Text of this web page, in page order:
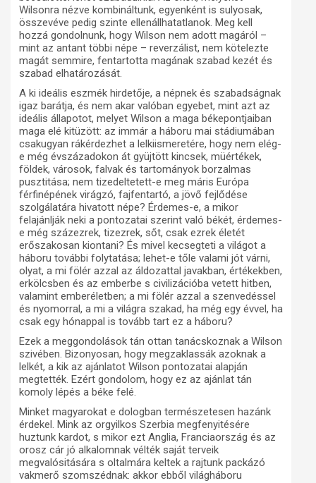
Wilsonra nézve kombináltunk, egyenként is sulyosak,
összevéve pedig szinte ellenállhatatlanok. Meg kell
hozzá gondolnunk, hogy Wilson nem adott magáról –
mint az antant többi népe – reverzálist, nem kötelezte
magát semmire, fentartotta magának szabad kezét és
szabad elhatározását.
A ki ideális eszmék hirdetője, a népnek és szabadságnak
igaz barátja, és nem akar valóban egyebet, mint azt az
ideális állapotot, melyet Wilson a maga békepontjaiban
maga elé kitüzött: az immár a háboru mai stádiumában
csakugyan rákérdezhet a lelkiismeretére, hogy nem elég-
e még évszázadokon át gyüjtött kincsek, müértékek,
földek, városok, falvak és tartományok borzalmas
pusztitása; nem tizedeltetett-e meg máris Európa
férfinépének virágzó, fajfentartó, a jövő fejlődése
szolgálatára hivatott népe? Érdemes-e, a mikor
felajánlják neki a pontozatai szerint való békét, érdemes-
e még százezrek, tizezrek, sőt, csak ezrek életét
erőszakosan kiontani? És mivel kecsegteti a világot a
háboru további folytatása; lehet-e tőle valami jót várni,
olyat, a mi fölér azzal az áldozattal javakban, értékekben,
erkölcsben és az emberbe s civilizációba vetett hitben,
valamint emberéletben; a mi fölér azzal a szenvedéssel
és nyomorral, a mi a világra szakad, ha még egy évvel, ha
csak egy hónappal is tovább tart ez a háboru?
Ezek a meggondolások tán ottan tanácskoznak a Wilson
szivében. Bizonyosan, hogy megzaklassák azoknak a
lelkét, a kik az ajánlatot Wilson pontozatai alapján
megtették. Ezért gondolom, hogy ez az ajánlat tán
komoly lépés a béke felé.
Minket magyarokat e dologban természetesen hazánk
érdekel. Mink az orgyilkos Szerbia megfenyitésére
huztunk kardot, s mikor ezt Anglia, Franciaország és az
orosz cár jó alkalomnak vélték saját terveik
megvalósitására s oltalmára keltek a rajtunk packázó
vakmerő szomszédnak: akkor ebből világháboru